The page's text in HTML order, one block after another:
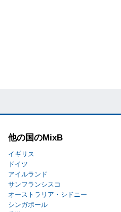
他の国のMixB
イギリス
ドイツ
アイルランド
サンフランシスコ
オーストラリア・シドニー
シンガポール